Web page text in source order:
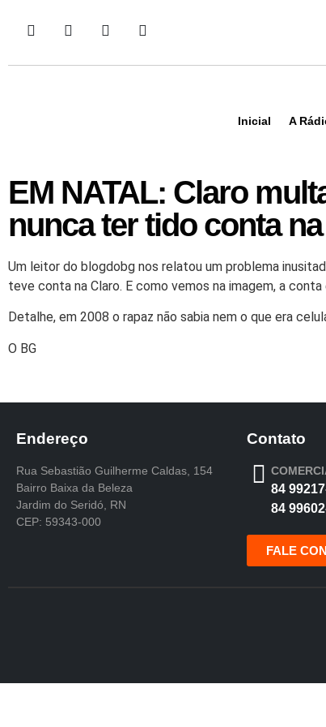
Inicial A
EM NATAL: Claro
nunca ter tido conta
Um leitor do blogdobg nos relatou um problema
teve conta na Claro. E como vemos na imagem, a conta
Detalhe, em 2008 o rapaz não sabia nem o que era
O BG
Endereço
Rua Sebastião Guilherme Caldas, 154
Bairro Baixa da Beleza
Jardim do Seridó, RN
CEP: 59343-000
Contato
84
84
FALE